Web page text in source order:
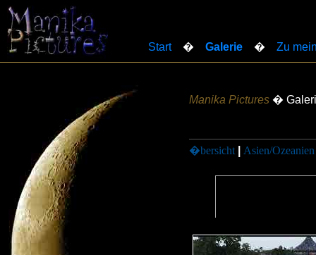
Start� Galerie � Zu
Manika Pictures �
�bersicht Asien/Ozeanien